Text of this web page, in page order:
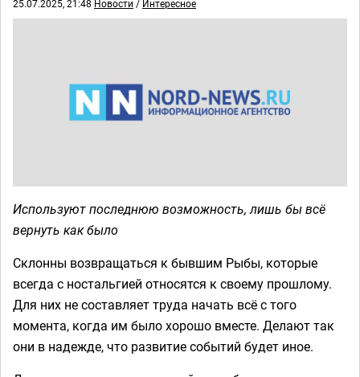
25.07.2025, 21:48 Новости / Интересное
Используют последнюю возможность, лишь бы всё
вернуть как было
Склонны возвращаться к бывшим Рыбы, которые
всегда с ностальгией относятся к своему прошлому.
Для них не составляет труда начать всё с того
момента, когда им было хорошо вместе. Делают так
они в надежде, что развитие событий будет иное.